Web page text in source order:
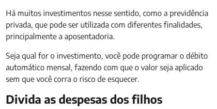
Há muitos investimentos nesse sentido, como a previdência
privada, que pode ser utilizada com diferentes finalidades,
principalmente a aposentadoria.
Seja qual for o investimento, você pode programar o débito
automático mensal, fazendo com que o valor seja aplicado
sem que você corra o risco de esquecer.
Divida as despesas dos filhos